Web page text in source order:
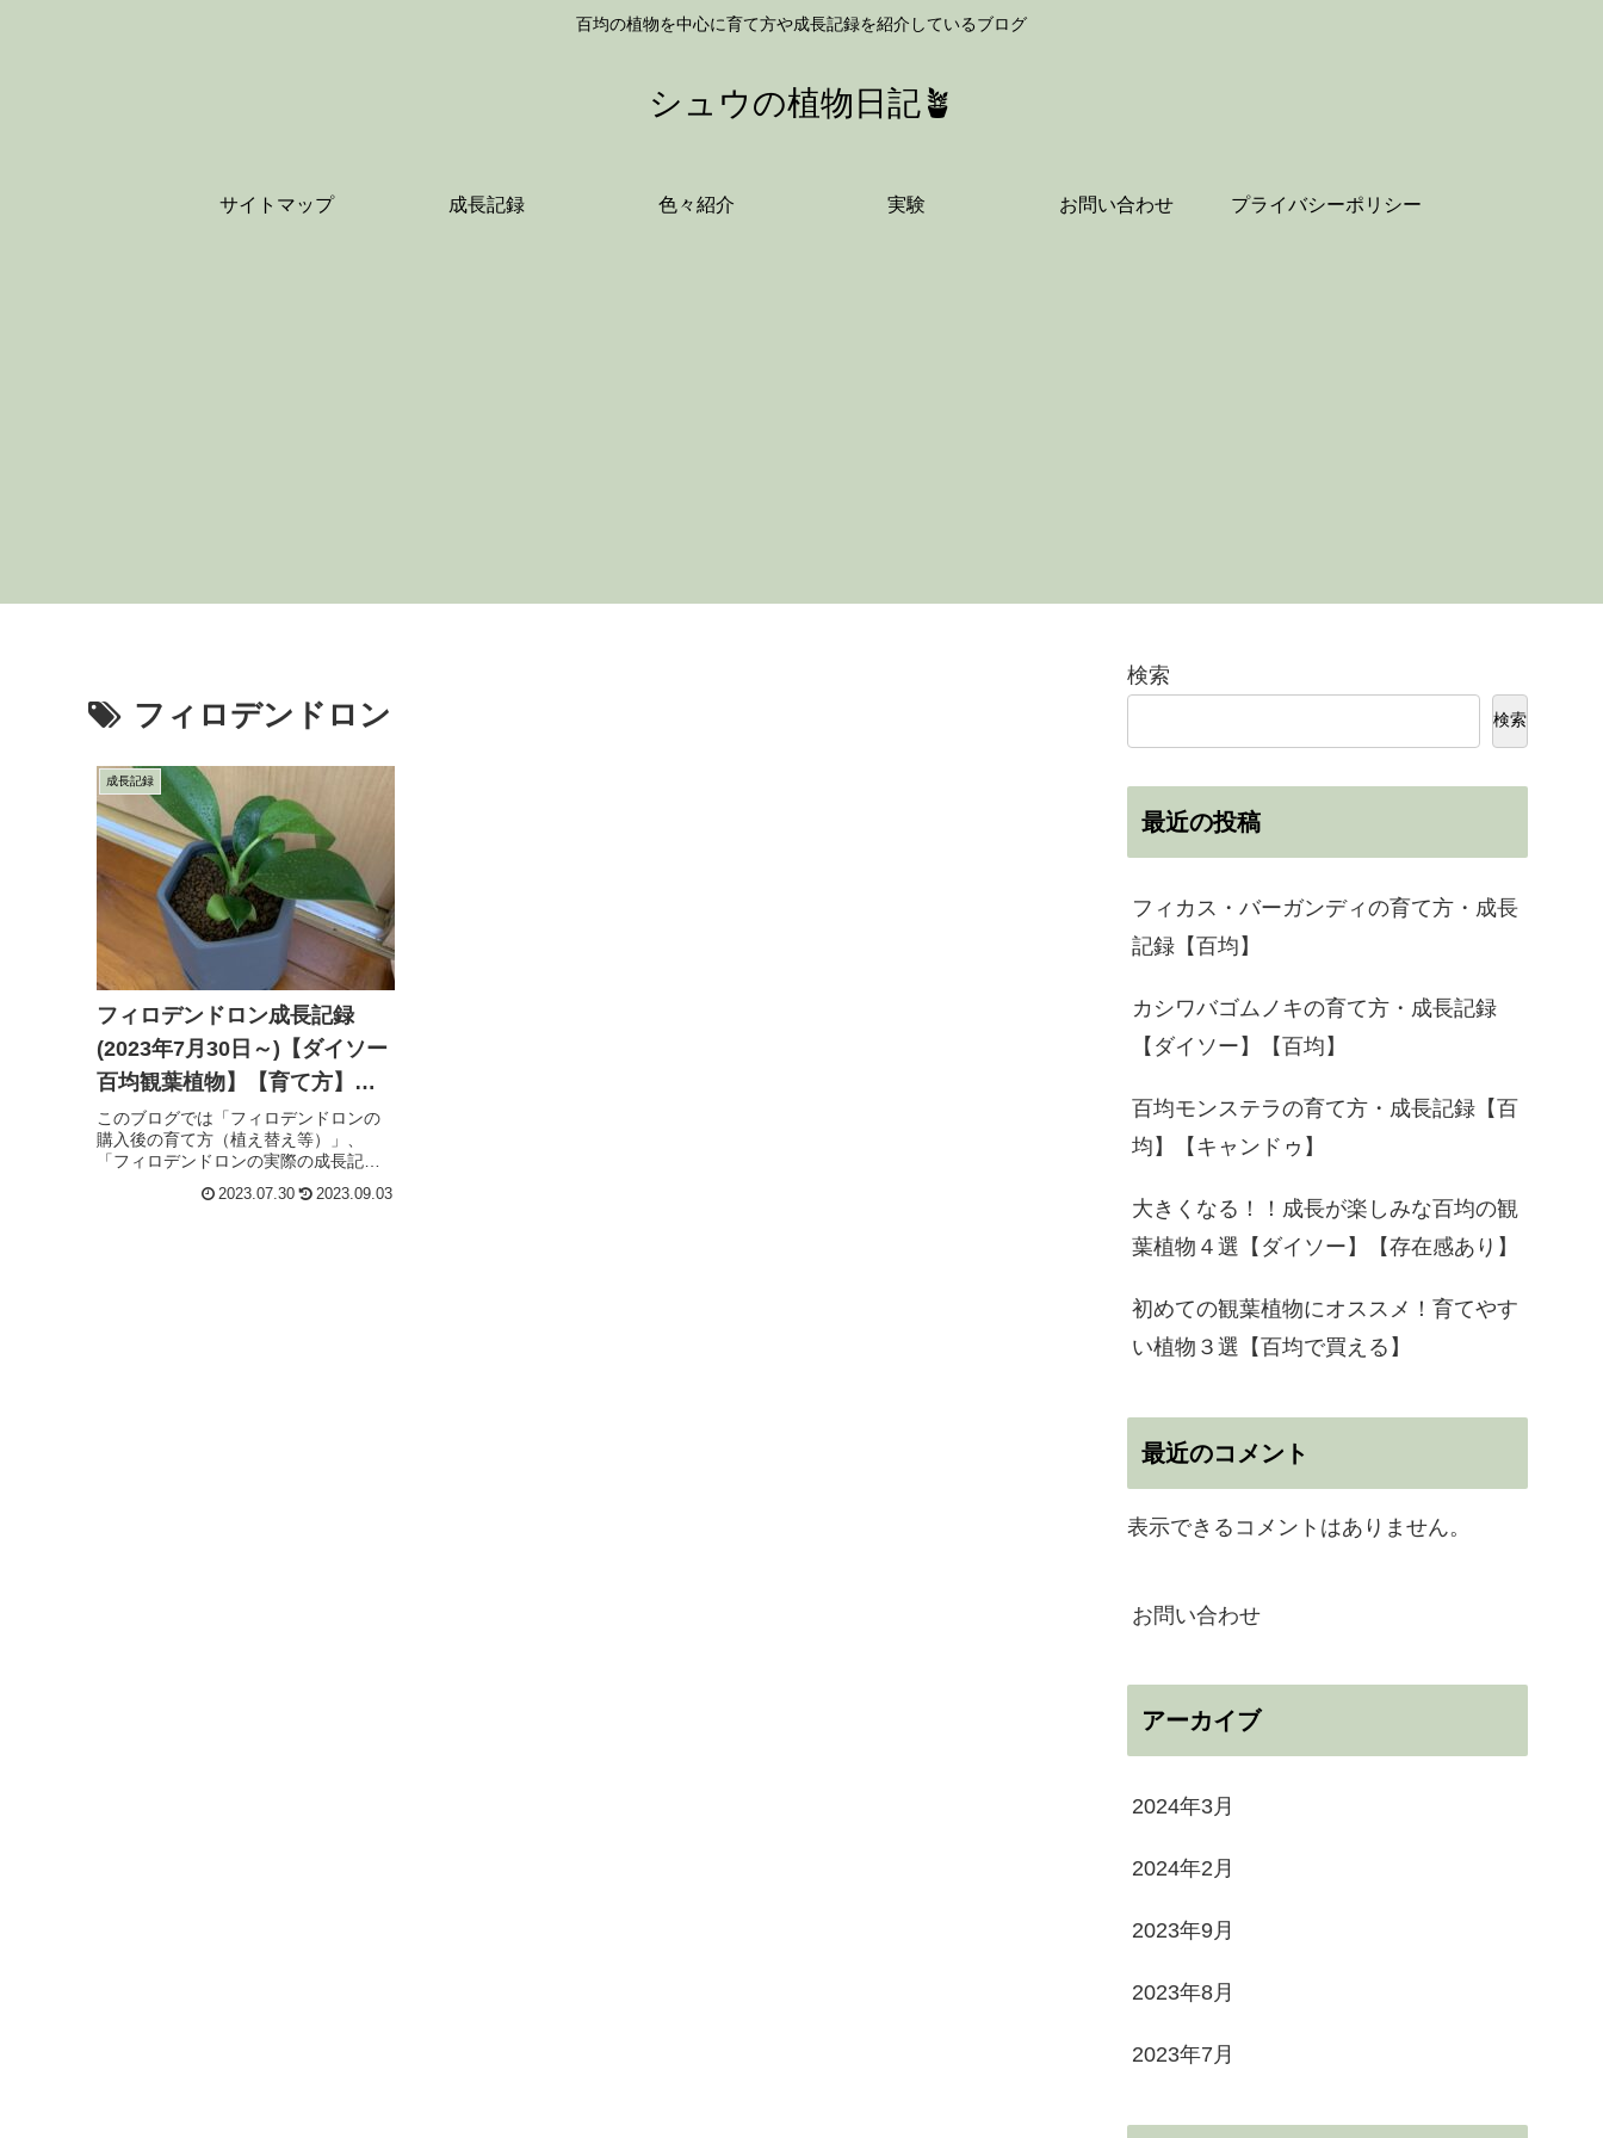
百均の植物を中心に育て方や成長記録を紹介しているブログ
シュウの植物日記🪴
サイトマップ 成長記録 色々紹介 実験 お問い合わせ プライバシーポリシー
フィロデンドロン
成長記録
フィロデンドロン成長記録
(2023年7月30日～)【ダイソー
百均観葉植物】【育て方】
【植え替え】
このブログでは「フィロデンドロンの
購入後の育て方（植え替え等）」、
「フィロデンドロンの実際の成長記
の購入を考えている方」の参考になる
2023.07.30 2023.09.03
検索
検索
最近の投稿
フィカス・バーガンディの育て方・成長
記録【百均】
カシワバゴムノキの育て方・成長記録
【ダイソー】【百均】
百均モンステラの育て方・成長記録【百
均】【キャンドゥ】
大きくなる！！成長が楽しみな百均の観
葉植物４選【ダイソー】【存在感あり】
初めての観葉植物にオススメ！育てやす
い植物３選【百均で買える】
最近のコメント
表示できるコメントはありません。
お問い合わせ
アーカイブ
2024年3月
2024年2月
2023年9月
2023年8月
2023年7月